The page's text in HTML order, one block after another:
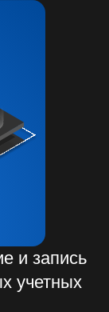
и запись
учетных